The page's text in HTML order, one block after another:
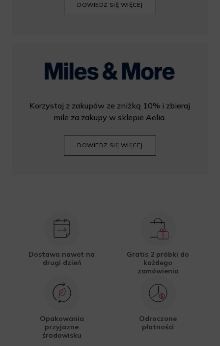
DOWIEDZ SIĘ WIĘCEJ
Korzystaj z zakupów ze zniżką 10% i zbieraj
mile za zakupy w sklepie Aelia.
DOWIEDZ SIĘ WIĘCEJ
Dostawa nawet na
drugi dzień
Gratis 2 próbki do
każdego
zamówienia
Opakowania
przyjazne
środowisku
Odroczone
płatności